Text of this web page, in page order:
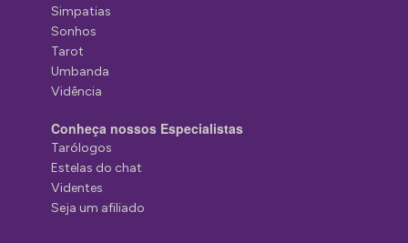
Simpatias
Sonhos
Tarot
Umbanda
Vidência
Conheça nossos Especialistas
Tarólogos
Estelas do chat
Videntes
Seja um afiliado